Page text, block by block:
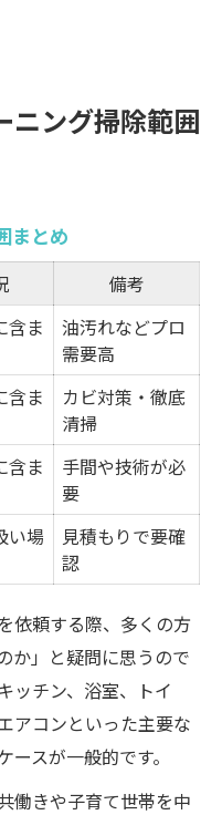
ニング掃除範囲
まとめ
備考
含ま
油汚れなどプロ
需要高
含ま
カビ対策・徹底
清掃
含ま
手間や技術が必
要
い場
見積もりで要確
認
依頼する際、多くの方
か」と疑問に思うので
ッチン、浴室、トイ
アコンといった主要な
スが一般的です。
働きや子育て世帯を中